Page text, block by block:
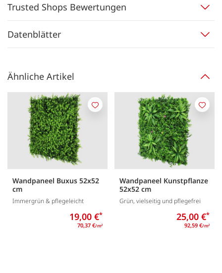
Trusted Shops Bewertungen
Datenblätter
Ähnliche Artikel
Wandpaneel Buxus 52x52
cm
Immergrün & pflegeleicht
19,00 €*
70,37 €/m2
Merken
Wandpaneel Kunstpflanze
52x52 cm
Grün, vielseitig und pflegefrei
25,00 €*
92,59 €/m2